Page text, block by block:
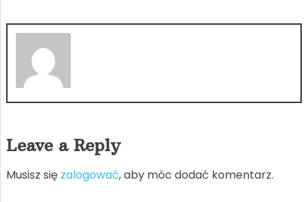
Leave a Reply
Musisz się zalogować, aby móc dodać komentarz.